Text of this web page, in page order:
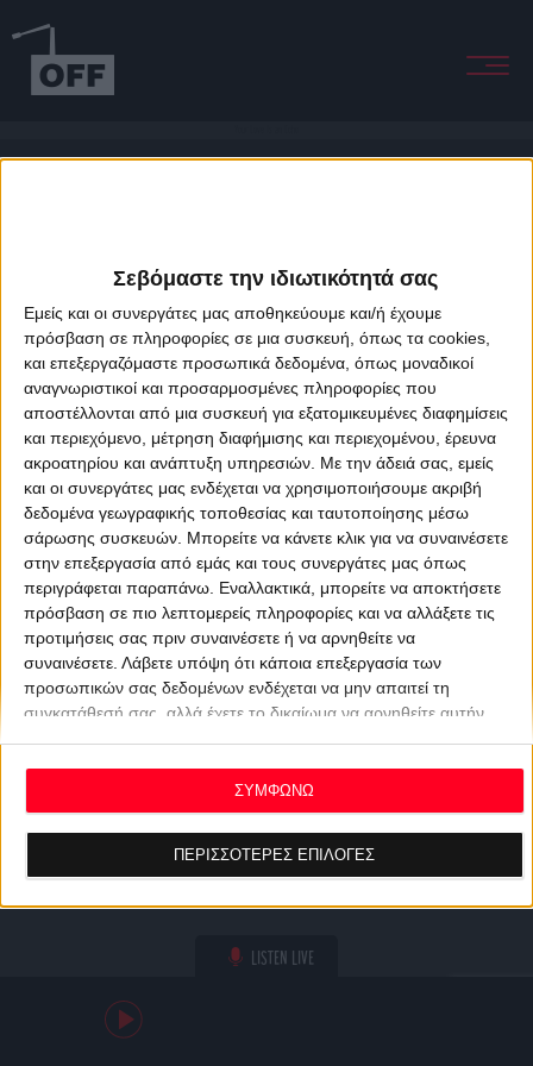
Σεβόμαστε την ιδιωτικότητά σας
Εμείς και οι συνεργάτες μας αποθηκεύουμε και/ή έχουμε
πρόσβαση σε πληροφορίες σε μια συσκευή, όπως τα cookies,
και επεξεργαζόμαστε προσωπικά δεδομένα, όπως μοναδικοί
αναγνωριστικοί και προσαρμοσμένες πληροφορίες που
αποστέλλονται από μια συσκευή για εξατομικευμένες διαφημίσεις
και περιεχόμενο, μέτρηση διαφήμισης και περιεχομένου, έρευνα
ακροατηρίου και ανάπτυξη υπηρεσιών. Με την άδειά σας, εμείς
και οι συνεργάτες μας ενδέχεται να χρησιμοποιήσουμε ακριβή
δεδομένα γεωγραφικής τοποθεσίας και ταυτοποίησης μέσω
σάρωσης συσκευών. Μπορείτε να κάνετε κλικ για να συναινέσετε
στην επεξεργασία από εμάς και τους συνεργάτες μας όπως
περιγράφεται παραπάνω. Εναλλακτικά, μπορείτε να αποκτήσετε
πρόσβαση σε πιο λεπτομερείς πληροφορίες και να αλλάξετε τις
προτιμήσεις σας πριν συναινέσετε ή να αρνηθείτε να
συναινέσετε. Λάβετε υπόψη ότι κάποια επεξεργασία των
προσωπικών σας δεδομένων ενδέχεται να μην απαιτεί τη
συγκατάθεσή σας, αλλά έχετε το δικαίωμα να αρνηθείτε αυτήν
ανακαλέσετε τη συγκατάθεσή σας ανά πάσα στιγμή
επιστρέφοντας σε αυτόν τον ιστότοπο και κάνοντας κλικ στο
κουμπί "Απορρήτου" στο κάτω μέρος της ιστοσελίδας.
ΠΕΡΙΣΣΟΤΕΡΕΣ ΕΠΙΛΟΓΕΣ
ΣΥΜΦΩΝΩ
LISTEN LIVE
About Offradio Business Class Terms & Conditions
Privacy Policy
Designed & developed byporcupine colors&Fotis Alexandrou